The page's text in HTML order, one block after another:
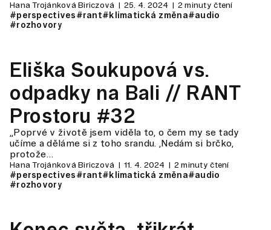
Hana Trojánková Biriczová 25. 4. 2024 2 minuty čtení
#perspectives#rant#klimatická změna#audio
#rozhovory
Eliška Soukupová vs.
odpadky na Bali // RANT
Prostoru #32
„Poprvé v životě jsem viděla to, o čem my se tady
učíme a děláme si z toho srandu. ‚Nedám si brčko,
protože…
Hana Trojánková Biriczová 11. 4. 2024 2 minuty čtení
#perspectives#rant#klimatická změna#audio
#rozhovory